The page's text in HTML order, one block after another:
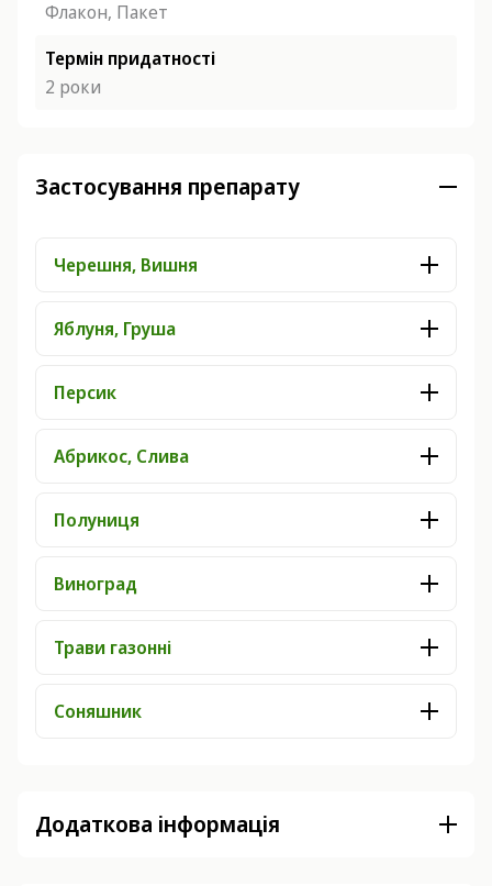
Флакон, Пакет
Термін придатності
2 роки
Застосування препарату
Черешня, Вишня
Яблуня, Груша
Персик
Абрикос, Слива
Полуниця
Виноград
Трави газонні
Соняшник
Додаткова інформація